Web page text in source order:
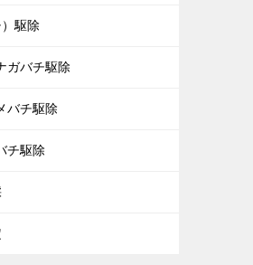
駆除
ガバチ駆除
バチ駆除
チ駆除